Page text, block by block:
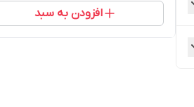
افزودن به سبد